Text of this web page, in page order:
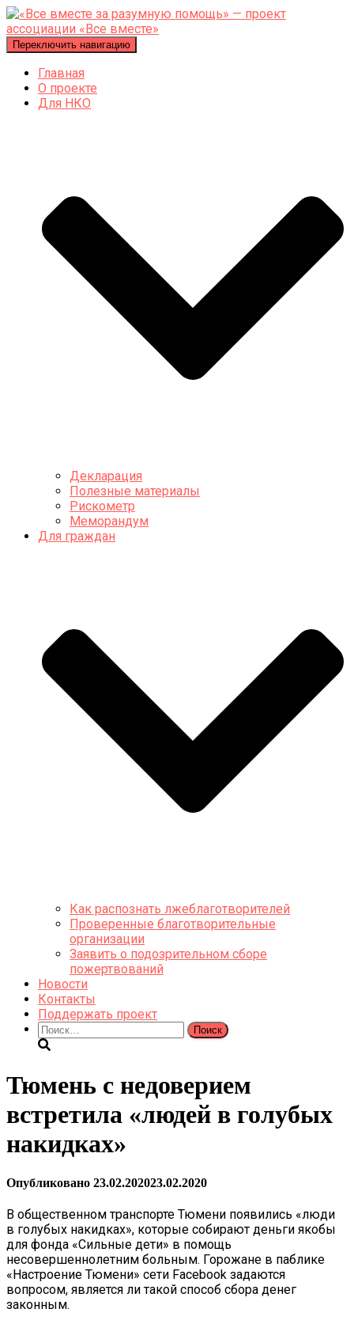
Переключить навигацию
Главная
О проекте
Для НКО
Декларация
Полезные материалы
Рискометр
Меморандум
Для граждан
Как распознать лжеблаготворителей
Проверенные благотворительные
организации
Заявить о подозрительном сборе
пожертвований
Новости
Контакты
Поддержать проект
Найти:
Тюмень с недоверием
встретила «людей в голубых
накидках»
Опубликовано 23.02.202023.02.2020
В общественном транспорте Тюмени появились «люди
в голубых накидках», которые собирают деньги якобы
для фонда «Сильные дети» в помощь
несовершеннолетним больным. Горожане в паблике
«Настроение Тюмени» сети Facebook задаются
вопросом, является ли такой способ сбора денег
законным.